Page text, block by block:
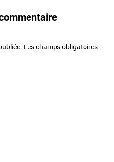
Les champs obligatoires